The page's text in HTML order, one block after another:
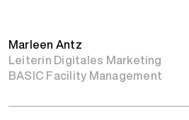
Marleen Antz
Leiterin Digitales Marketing
BASIC Facility Management